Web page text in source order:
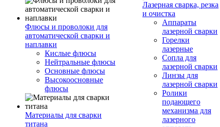
Флюсы и проволоки для
автоматической сварки и
наплавки
Кислые флюсы
Нейтральные флюсы
Основные флюсы
Высокоосновные
флюсы
Материалы для сварки
титана
Лазерная сварка, резка
и очистка
Аппараты
лазерной сварки
Горелки
лазерные
Сопла для
лазерной сварки
Линзы для
лазерной сварки
Ролики
подающего
механизма для
лазерного